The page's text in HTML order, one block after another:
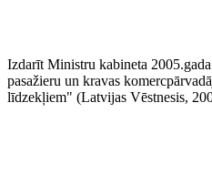
Izdarīt Ministru kabineta
pasažieru un kravas
līdzekļiem" (Latvijas Vēstnesis,